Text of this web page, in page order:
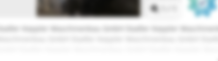
Stadler Keppler Maschinenbau GmbH Stadler Keppler